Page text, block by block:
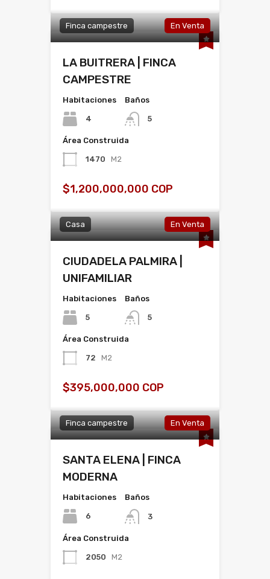
Finca campestre En Venta
LA BUITRERA | FINCA
CAMPESTRE
Habitaciones
4
Baños
5
Área Construida
1470 M2
$1,200,000,000 COP
Casa En Venta
CIUDADELA PALMIRA |
UNIFAMILIAR
Habitaciones
5
Baños
5
Área Construida
72 M2
$395,000,000 COP
Finca campestre En Venta
SANTA ELENA | FINCA
MODERNA
Habitaciones
6
Baños
3
Área Construida
2050 M2